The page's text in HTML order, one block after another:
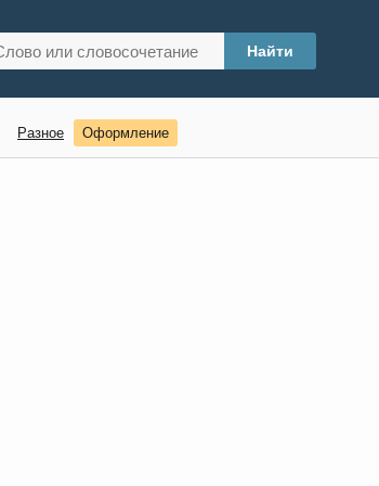
Разное Оформление